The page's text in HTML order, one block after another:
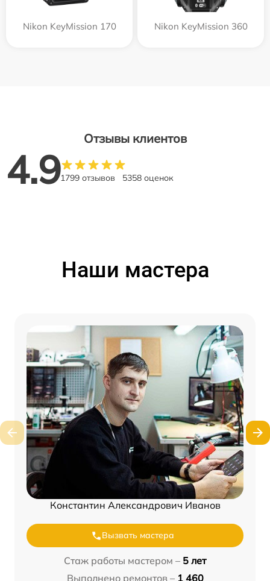
Nikon KeyMission 170 Nikon KeyMission 360
Отзывы клиентов
4.91799 отзывов 5358 оценок
Наши мастера
Константин Александрович Иванов
Вызвать мастера
Стаж работы мастером – 5 лет
Выполнено ремонтов – 1 460